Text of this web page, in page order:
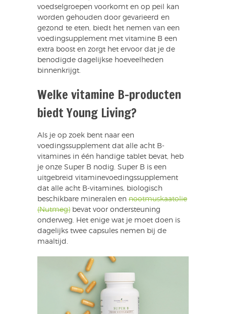
voedselgroepen voorkomt en op peil kan
worden gehouden door gevarieerd en
gezond te eten, biedt het nemen van een
voedingsupplement met vitamine B een
extra boost en zorgt het ervoor dat je de
benodigde dagelijkse hoeveelheden
binnenkrijgt.
Welke vitamine B-producten
biedt Young Living?
Als je op zoek bent naar een
voedingssupplement dat alle acht B-
vitamines in één handige tablet bevat, heb
je onze Super B nodig. Super B is een
uitgebreid vitaminevoedingssupplement
dat alle acht B-vitamines, biologisch
beschikbare mineralen en nootmuskaatolie
(Nutmeg) bevat voor ondersteuning
onderweg. Het enige wat je moet doen is
dagelijks twee capsules nemen bij de
maaltijd.